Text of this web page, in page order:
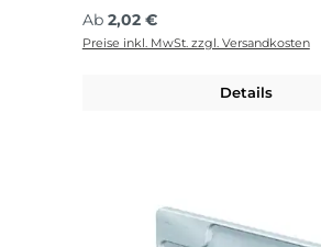
Regulärer Preis:
Ab 2,02 €
Preise inkl. MwSt. zzgl. Versandkosten
Details